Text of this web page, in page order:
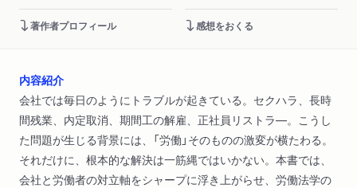
著作者プロフィール 感想をおくる
内容紹介
会社では毎日のようにトラブルが起きている。セクハラ、長時
間残業、内定取消、期間工の解雇、正社員リストラ―。こうし
た問題が生じる背景には、「労働」そのものの激変が横たわる。
それだけに、根本的な解決は一筋縄ではいかない。本書では、
会社と労働者の対立軸をシャープに浮き上がらせ、労働法学の